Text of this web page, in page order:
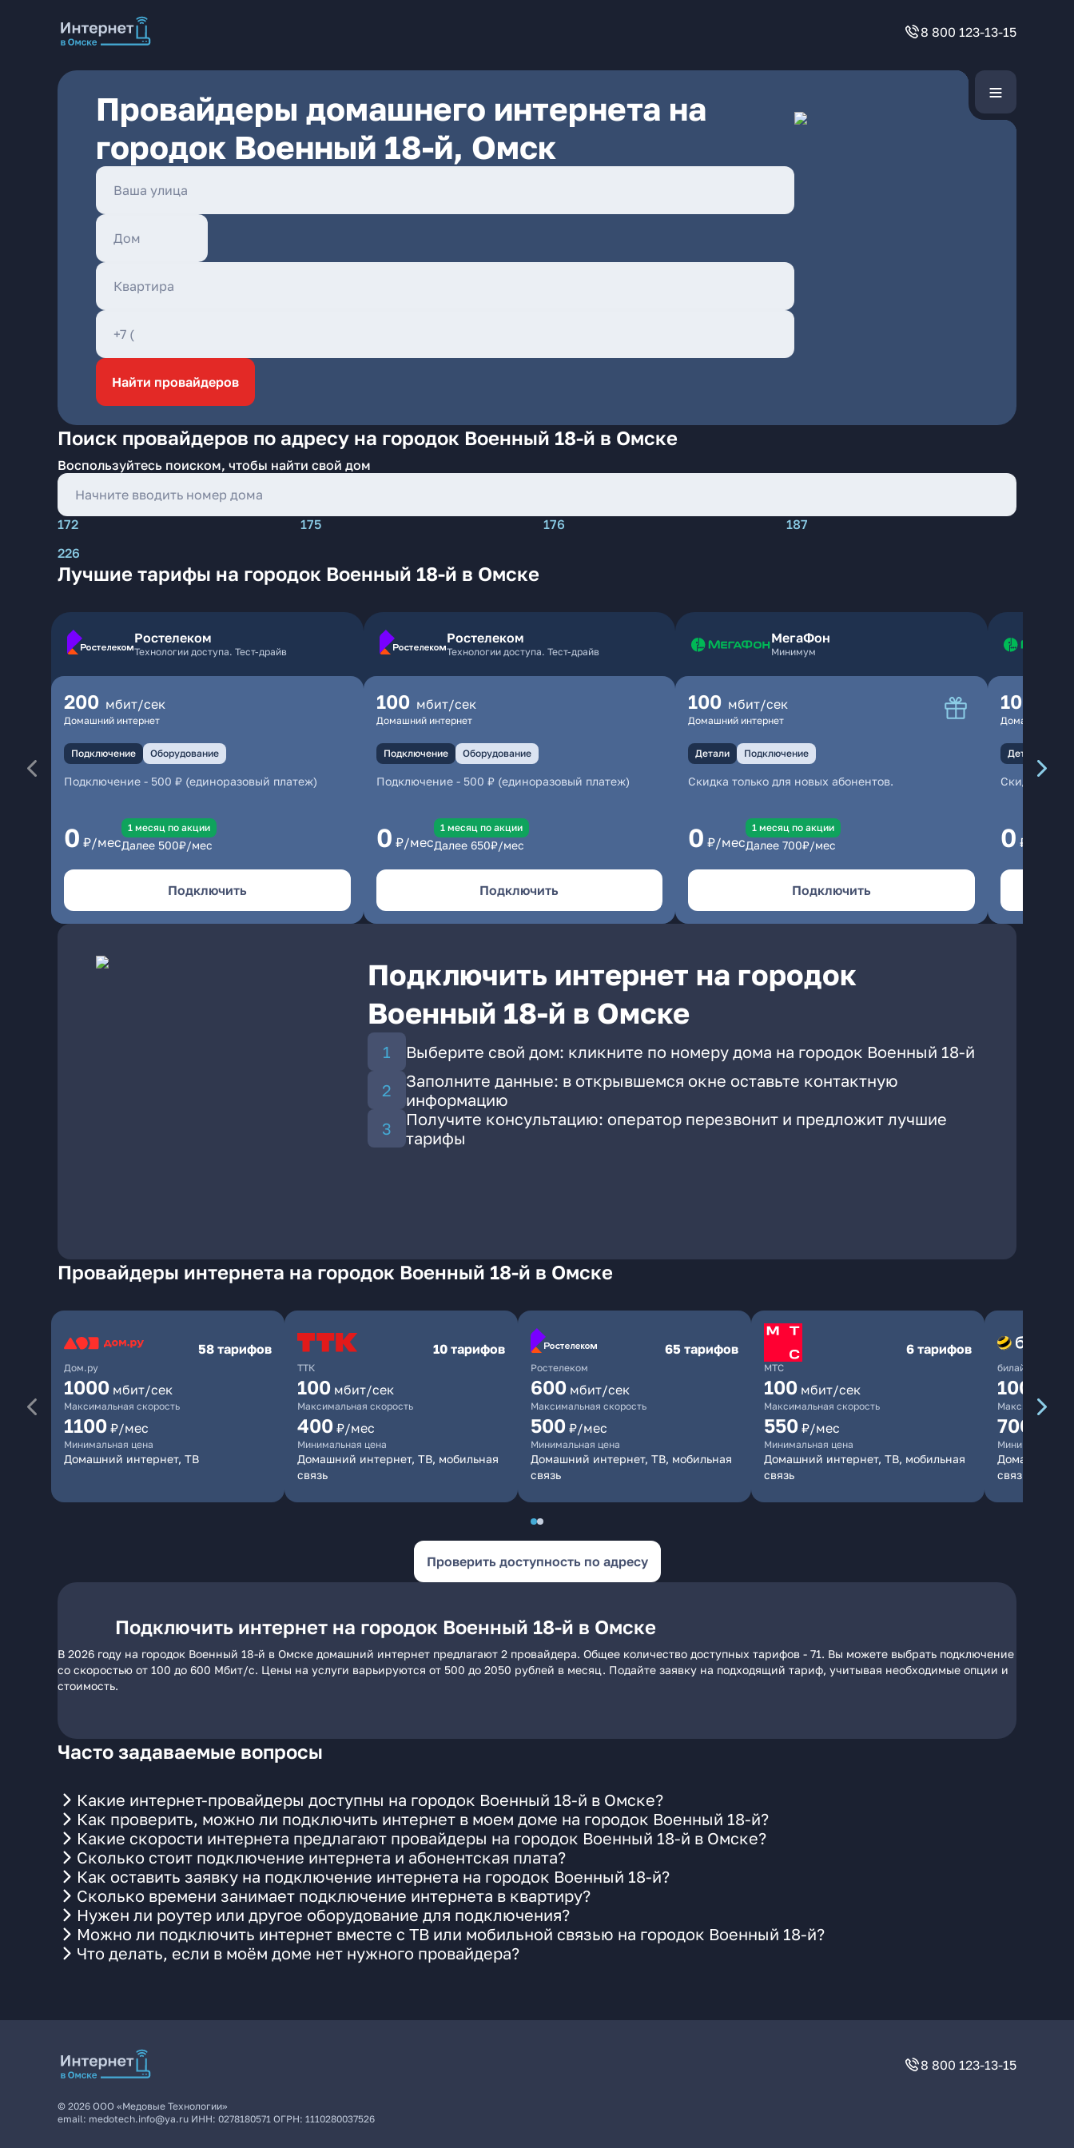
8 800 123-13-15
Провайдеры домашнего интернета на
городок Военный 18-й, Омск
Найти провайдеров
Поиск провайдеров по адресу на городок Военный 18-й в Омске
Воспользуйтесь поиском, чтобы найти свой дом
172 175 176
187
226
Лучшие тарифы на городок Военный 18-й в Омске
Ростелеком
Технологии доступа. Тест-драйв
200 мбит/сек
Домашний интернет
Подключение Оборудование
Подключение - 500 ₽ (единоразовый платеж)
0 ₽/мес
1 месяц по акции
Далее 500₽/мес
Подключить
Ростелеком
Технологии доступа. Тест-драйв
100 мбит/сек
Домашний интернет
Подключение Оборудование
Подключение- 500 ₽ (единоразовый платеж)
0 ₽/мес
1 месяц по акции
Далее 650₽/мес
Подключить
МегаФон
Минимум
100 мбит/сек
Домашний интернет
Детали Подключение
Скидка только для новых абонентов.
0 ₽/мес
1 месяц по акции
Далее 700₽/мес
Подключить
100
Домашний
Детали
Скидка
0 ₽/мес
Подключить интернет на городок
Военный 18-й в Омске
Выберите свой дом: кликните по номеру дома на городок Военный 18-й
Заполните данные: в открывшемся окне оставьте контактную
информацию
Получите консультацию: оператор перезвонит и предложит лучшие
тарифы
Провайдеры интернета на городок Военный 18-й в Омске
Дом.ру
58 тарифов
1000 мбит/сек
Максимальная скорость
1100 ₽/мес
Минимальная цена
Домашний интернет, ТВ
ТТК
10 тарифов
100 мбит/сек
Максимальная скорость
400 ₽/мес
Минимальная цена
Домашний интернет, ТВ, мобильная
связь
Ростелеком
65 тарифов
600 мбит/сек
Максимальная скорость
500 ₽/мес
Минимальная цена
Домашний интернет, ТВ, мобильная
связь
МТС
6 тарифов
100 мбит/сек
Максимальная скорость
550 ₽/мес
Минимальная цена
Домашний интернет, ТВ, мобильная
связь
билайн
1000
Максимальная
700
Минимальная
Домашний
связь
Проверить доступность по адресу
Подключить интернет на городок Военный 18-й в Омске
В 2026 году на городок Военный 18-й в Омске домашний интернет предлагают 2 провайдера. Общее количество доступных тарифов - 71. Вы можете выбрать подключение
со скоростью от 100 до 600 Мбит/с. Цены на услуги варьируются от 500 до 2050 рублей в месяц. Подайте заявку на подходящий тариф, учитывая необходимые опции и
стоимость.
Часто задаваемые вопросы
Какие интернет-провайдеры доступны на городок Военный 18-й в Омске?
Как проверить, можно ли подключить интернет в моем доме на городок Военный 18-й?
Какие скорости интернета предлагают провайдеры на городок Военный 18-й в Омске?
Сколько стоит подключение интернета и абонентская плата?
Как оставить заявку на подключение интернета на городок Военный 18-й?
Сколько времени занимает подключение интернета в квартиру?
Нужен ли роутер или другое оборудование для подключения?
Можно ли подключить интернет вместе с ТВ или мобильной связью на городок Военный 18-й?
Что делать, если в моём доме нет нужного провайдера?
8 800 123-13-15
© 2026 ООО «Медовые Технологии»
email: medotech.info@ya.ru ИНН: 0278180571 ОГРН: 1110280037526